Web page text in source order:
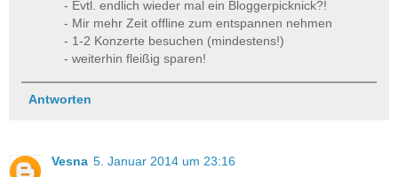
- Evtl. endlich wieder mal ein Bloggerpicknick?!
- Mir mehr Zeit offline zum entspannen nehmen
- 1-2 Konzerte besuchen (mindestens!)
- weiterhin fleißig sparen!
Antworten
Vesna 5. Januar 2014 um 23:16